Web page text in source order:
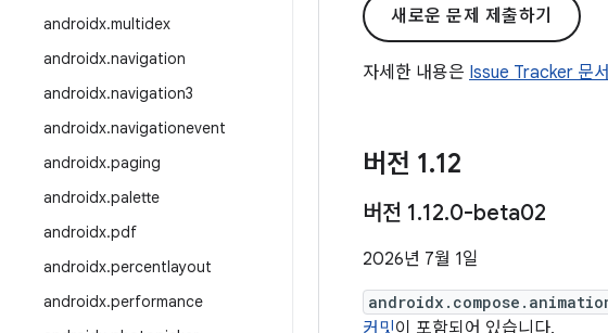
androidx.multidex
androidx.navigation
androidx.navigation3
androidx.navigationevent
androidx.paging
androidx.palette
androidx.pdf
androidx.percentlayout
androidx.performance
새로운 문제 제출하기
자세한 내용은 Issue Tracker 문서
버전 1.12
버전 1.12.0-beta02
2026년 7월 1일
커밋이 포함되어 있습니다.